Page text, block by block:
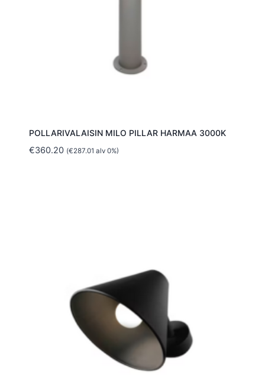
POLLARIVALAISIN MILO PILLAR HARMAA 3000K
€360.20 (€287.01 alv 0%)